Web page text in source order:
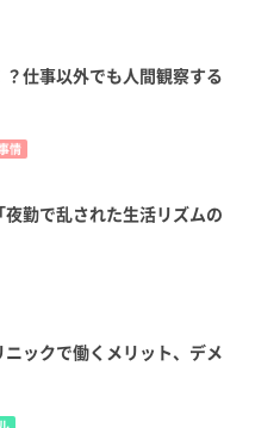
仕事以外でも人間観察する
情
勤で乱された生活リズムの
ックで働くメリット、デメ